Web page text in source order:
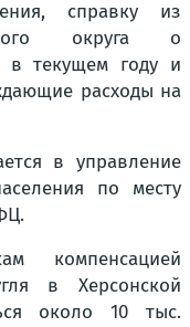
справку из
округа о
в текущем году и
расходы на
в управление
по месту
компенсацией
в Херсонской
около 10 тыс.